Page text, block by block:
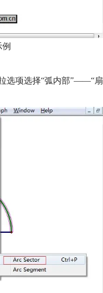
选项选择“弧内部”——“扇